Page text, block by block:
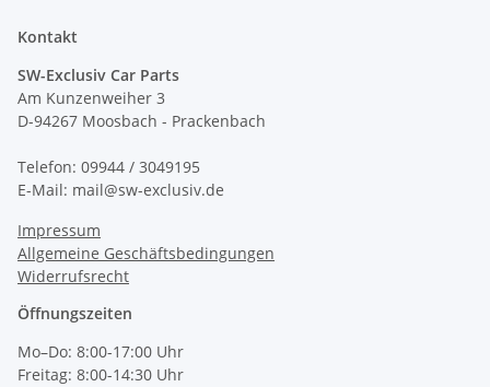
Kontakt
SW-Exclusiv Car Parts
Am Kunzenweiher 3
D-94267 Moosbach - Prackenbach
Telefon: 09944 / 3049195
E-Mail: mail@sw-exclusiv.de
Impressum
Allgemeine Geschäftsbedingungen
Widerrufsrecht
Öffnungszeiten
Mo–Do: 8:00-17:00 Uhr
Freitag: 8:00-14:30 Uhr